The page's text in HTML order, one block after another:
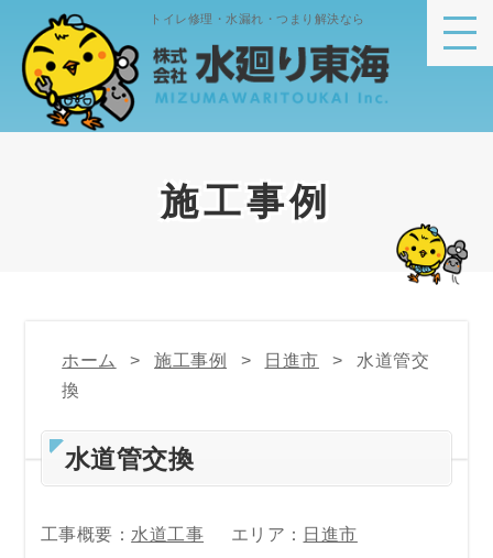
トイレ修理・水漏れ・つまり解決なら
施工事例
ホーム 施工事例 日進市
水道管交
換
水道管交換
工事概要： 水道工事 エリア： 日進市